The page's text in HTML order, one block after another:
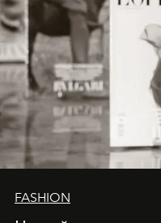
FASHION